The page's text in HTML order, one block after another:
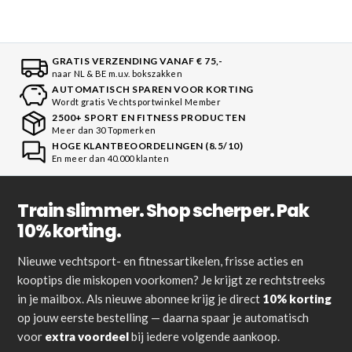
GRATIS VERZENDING VANAF € 75,-
naar NL & BE m.u.v. bokszakken
AUTOMATISCH SPAREN VOOR KORTING
Wordt gratis Vechtsportwinkel Member
2500+ SPORT EN FITNESS PRODUCTEN
Meer dan 30 Topmerken
HOGE KLANTBEOORDELINGEN (8.5/10)
En meer dan 40.000 klanten
Train slimmer. Shop scherper. Pak
10% korting.
Nieuwe vechtsport- en fitnessartikelen, frisse acties en
kooptips die miskopen voorkomen? Je krijgt ze rechtstreeks
in je mailbox. Als nieuwe abonnee krijg je direct 10% korting
op jouw eerste bestelling — daarna spaar je automatisch
voor extra voordeelbij iedere volgende aankoop.